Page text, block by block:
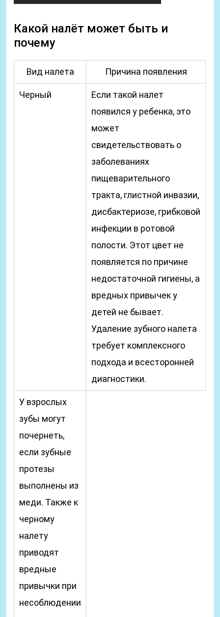
Какой налёт может быть и
почему
Вид налета Причина появления
Черный
Если такой налет
появился у ребенка, это
может
свидетельствовать о
заболеваниях
пищеварительного
тракта, глистной инвазии,
дисбактериозе, грибковой
инфекции в ротовой
полости. Этот цвет не
появляется по причине
недостаточной гигиены, а
вредных привычек у
детей не бывает.
Удаление зубного налета
требует комплексного
подхода и всесторонней
диагностики.
У взрослых
зубы могут
почернеть,
если зубные
протезы
выполнены из
меди. Также к
черному
налету
приводят
вредные
привычки при
несоблюдении